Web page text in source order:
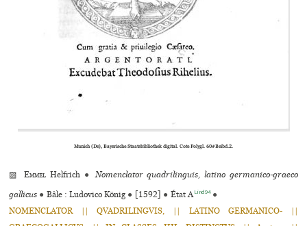
Munich (De), Bayerische Staatsbibliothek digital. Cote Polygl. 60#Beibd.2.
▨Emmel Helfrich ● Nomenclator quadrilinguis, latino germanico-graeco
gallicus ● Bâle : Ludovico König ● [1592] ● État ALind94 ●
NOMENCLATOR || QVADRILINGVIS, || LATINO GERMANICO- ||